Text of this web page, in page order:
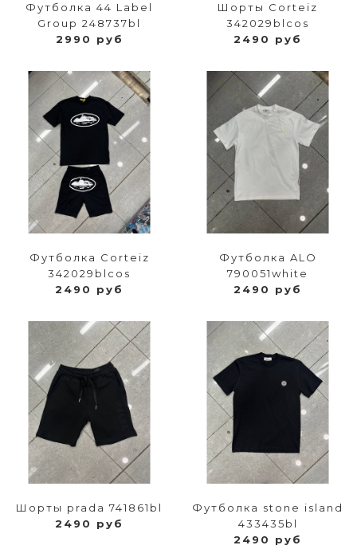
Футболка 44 Label
Group 248737bl
2990 руб
Шорты Corteiz
342029blcos
2490 руб
Футболка Corteiz
342029blcos
2490 руб
Футболка ALO
790051white
2490 руб
Шорты prada 741861bl
2490 руб
Футболка stone island
433435bl
2490 руб